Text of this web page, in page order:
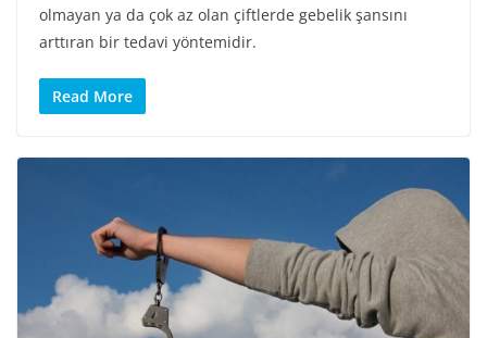
olmayan ya da çok az olan çiftlerde gebelik şansını
arttıran bir tedavi yöntemidir.
Read More